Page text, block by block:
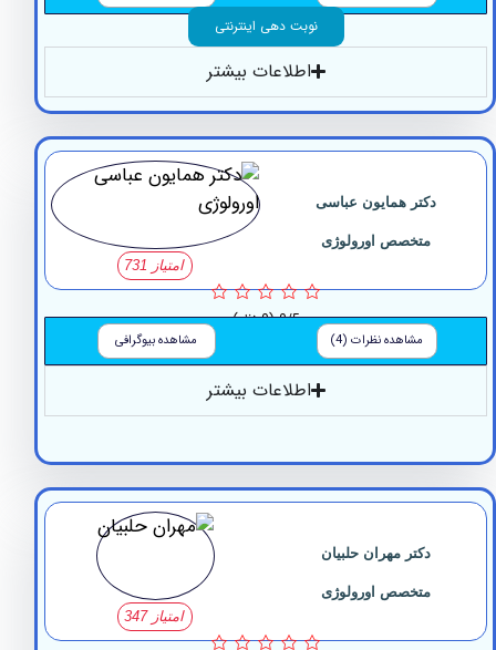
نوبت دهی اینترنتی
اطلاعات بیشتر
دکتر همایون عباسی
متخصص اورولوژی
0/5 (0 نظر)
مشاهده نظرات (4) مشاهده بیوگرافی
اطلاعات بیشتر
دکتر مهران حلبیان
متخصص اورولوژی